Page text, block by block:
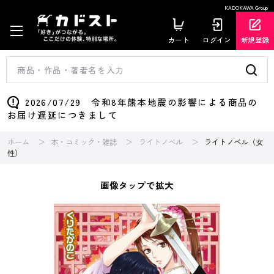
KADOKAWA Group
カート ログイン 新規登録
2026/07/29 令和8年熊本地震の影響による商品の
お届け遅延につきまして
ホーム 本・コミック・雑誌 ライトノベル
ライトノベル（女
性）
画像タップで拡大